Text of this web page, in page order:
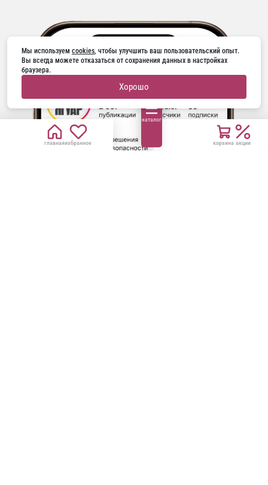
главнаяизбранное
каталог
корзина акции
Мы используем cookies, чтобы улучшить ваш пользовательский опыт.
Вы всегда можете отказаться от сохранения данных в настройках
браузера.
Хорошо